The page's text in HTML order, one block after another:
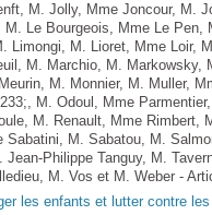
M. Jolly, Mme Joncour, M.
M. Le Bourgeois, Mme Le
Limongi, M. Lioret, Mme Loir,
M. Marchio, M.
M. Monnier, M. Muller,
M. Odoul, Mme
M. Renault, Mme Rimbert,
Sabatini, M. Sabatou, M.
Jean-Philippe Tanguy, M.
M. Vos et M. Weber -
les enfants et lutter contre